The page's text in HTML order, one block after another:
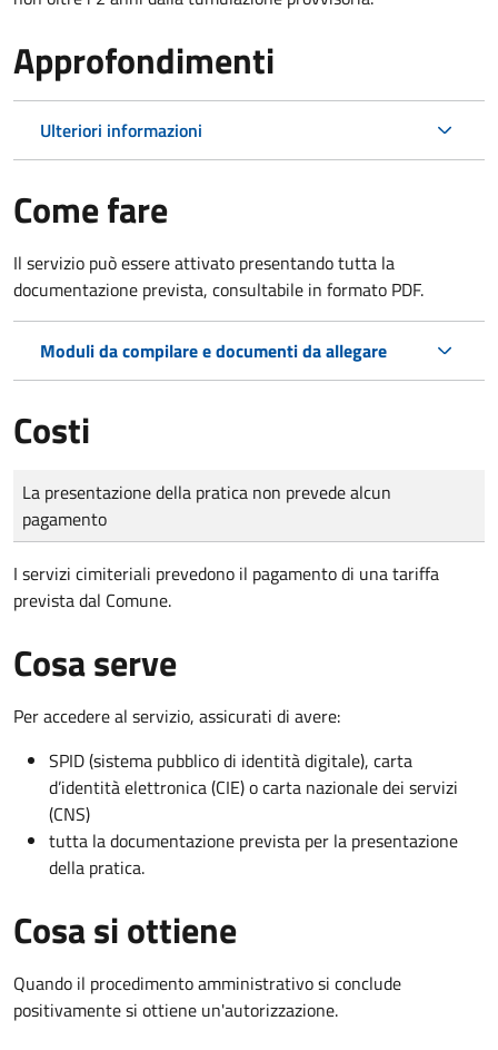
Approfondimenti
Ulteriori informazioni
Come fare
Il servizio può essere attivato presentando tutta la
documentazione prevista, consultabile in formato PDF.
Moduli da compilare e documenti da allegare
Costi
Tipo di pagamento
Importo
La presentazione della pratica non prevede alcun
pagamento
I servizi cimiteriali prevedono il pagamento di una tariffa
prevista dal Comune.
Cosa serve
Per accedere al servizio, assicurati di avere:
SPID (sistema pubblico di identità digitale), carta
d’identità elettronica (CIE) o carta nazionale dei servizi
(CNS)
tutta la documentazione prevista per la presentazione
della pratica.
Cosa si ottiene
Quando il procedimento amministrativo si conclude
positivamente si ottiene un'autorizzazione.